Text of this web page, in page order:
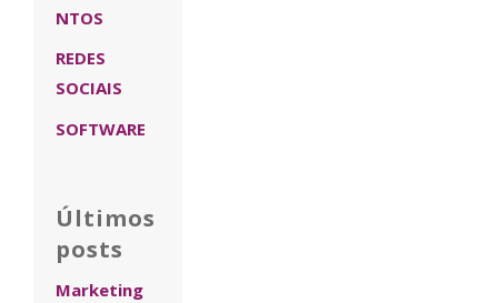
NTOS
REDES
SOCIAIS
SOFTWARE
Últimos
posts
Marketing